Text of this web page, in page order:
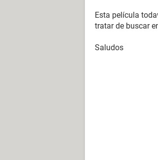
Esta película
tratar de buscar
Saludos